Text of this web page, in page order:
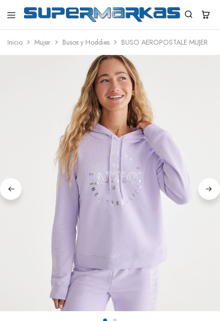
SuperMarkas
Ropa
con
Inicio Mujer Busos y Hoddies BUSO AEROPOSTALE MUJER